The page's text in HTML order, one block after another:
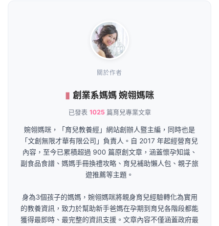
關於作者
創業系媽媽 婉翎媽咪
已發表 1025篇育兒專業文章
婉翎媽咪，「育兒教養經」網站創辦人暨主編，同時也是
「文創無限才華有限公司」負責人。自 2017 年起經營育兒
內容，至今已累積超過 900 篇原創文章，涵蓋懷孕知識、
副食品食譜、媽媽手冊換禮攻略、育兒補助懶人包、親子旅
遊推薦等主題。
身為3個孩子的媽媽，婉翎媽咪將親身育兒經驗轉化為實用
的教養資訊，致力於幫助新手爸媽在孕期到育兒各階段都能
獲得最即時、最完整的資訊支援。文章內容不僅涵蓋政府最